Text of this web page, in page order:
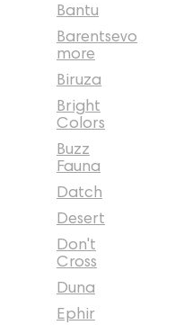
Bantu
Barentsevo
more
Biruza
Bright
Colors
Buzz
Fauna
Datch
Desert
Don't
Cross
Duna
Ephir